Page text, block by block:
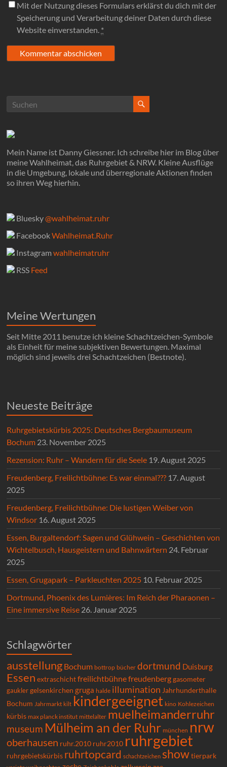
Mit der Nutzung dieses Formulars erklärst du dich mit der
Speicherung und Verarbeitung deiner Daten durch diese
Website einverstanden. *
Mein Name ist Danny Giessner. Ich schreibe hier im Blog über
meine Wahlheimat, das Ruhrgebiet & NRW. Kleine Ausflüge
in die Umgebung, lokale und überregionale Aktionen finden
so ihren Weg hierhin.
Bluesky@wahlheimat.ruhr
FacebookWahlheimat.Ruhr
Instagramwahlheimatruhr
RSS Feed
Meine Wertungen
Seit Mitte 2011 benutze ich kleine Schachtzeichen-Symbole
als Einheit für meine subjektiven Bewertungen. Maximal
möglich sind jeweils drei Schachtzeichen (Bestnote).
Neueste Beiträge
Ruhrgebietskürbis 2025: Deutsches Bergbaumuseum
Bochum 23. November 2025
Rezension: Ruhr – Wandern für die Seele 19. August 2025
Freudenberg, Freilichtbühne: Es war einmal??? 17. August
2025
Freudenberg, Freilichtbühne: Die lustigen Weiber von
Windsor 16. August 2025
Essen, Burgaltendorf: Sagen und Glühwein – Geschichten von
Wichtelbusch, Hausgeistern und Bahnwärtern 24. Februar
2025
Essen, Grugapark – Parkleuchten 2025 10. Februar 2025
Dortmund, Phoenix des Lumières: Im Reich der Pharaonen –
Eine immersive Reise 26. Januar 2025
Schlagwörter
ausstellung Bochum bottrop bücher dortmund Duisburg
Essen extraschicht freilichtbühnefreudenberg gasometer
gaukler gelsenkirchen gruga halde illumination Jahrhunderthalle
Bochum Jahrmarkt kilt kindergeeignet kino Kohlezeichen
kürbis max planck institut mittelalter muelheimanderruhr
museum Mülheim an der Ruhr münchen nrw
oberhausen ruhr.2010 ruhr2010 ruhrgebiet
ruhrgebietskürbis ruhrtopcard schachtzeichen show tierpark